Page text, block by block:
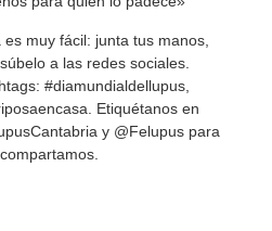
muy fácil: junta tus manos,
a las redes sociales.
#diamundialdellupus,
Etiquétanos en
y @Felupus para